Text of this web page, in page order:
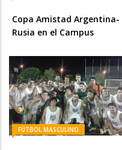
Copa Amistad Argentina-
Rusia en el Campus
FÚTBOL MASCULINO